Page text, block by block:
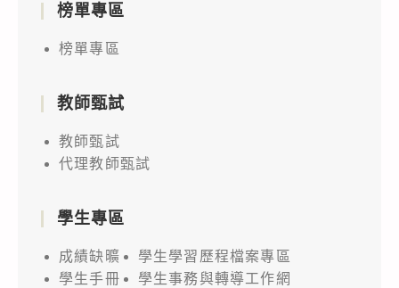
榜單專區
榜單專區
教師甄試
教師甄試
代理教師甄試
學生專區
成績缺曠
學生學習歷程檔案專區
學生手冊
學生事務與轉導工作網